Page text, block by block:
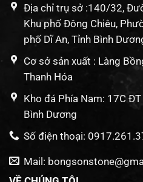
Địa chỉ trụ sở :140/32,
Khu phố Đông Chiêu,
phố Dĩ An, Tỉnh Bình
Cơ sở sản xuất : Làng
Thanh Hóa
Kho đá Phía Nam: 17C
Bình Dương
Số điện thoại:
Mail: